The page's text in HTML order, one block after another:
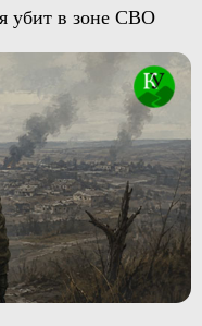
убит в зоне СВО